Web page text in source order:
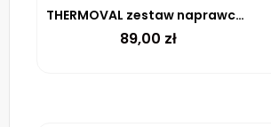
THERMOVAL zestaw naprawczy do uszkodzeń w matach i przewodach
89,00 zł